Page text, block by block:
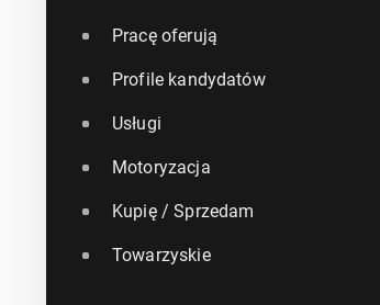
Pracę oferują
Profile kandydatów
Usługi
Motoryzacja
Kupię / Sprzedam
Towarzyskie